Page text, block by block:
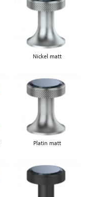
Nickel matt
Platin matt